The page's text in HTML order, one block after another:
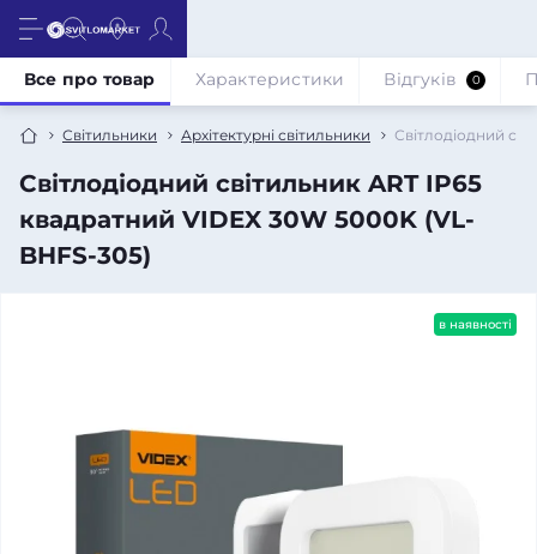
Світильники Архітектурні світильники Світлодіодний
Світлодіодний світильник ART IP65
квадратний VIDEX 30W 5000K (VL-
BHFS-305)
Все про товар Характеристики Відгуків 0
в наявності